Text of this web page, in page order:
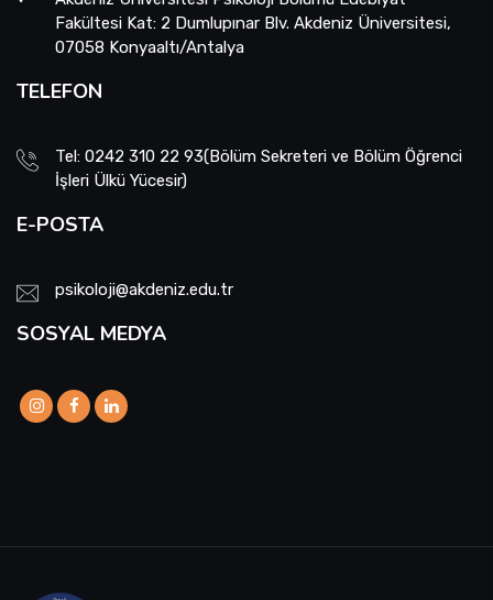
Fakültesi Kat: 2 Dumlupınar Blv. Akdeniz Üniversitesi,
07058 Konyaaltı/Antalya
TELEFON
Tel: 0242 310 22 93(Bölüm Sekreteri ve Bölüm Öğrenci
İşleri Ülkü Yücesir)
E-POSTA
psikoloji@akdeniz.edu.tr
SOSYAL MEDYA